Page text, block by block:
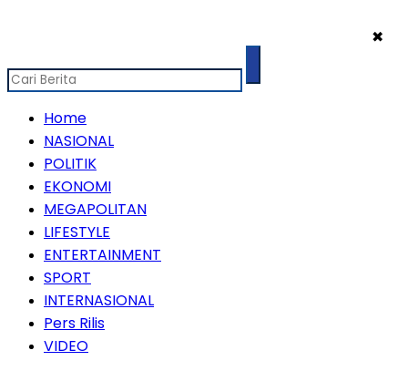
✖
Home
NASIONAL
POLITIK
EKONOMI
MEGAPOLITAN
LIFESTYLE
ENTERTAINMENT
SPORT
INTERNASIONAL
Pers Rilis
VIDEO